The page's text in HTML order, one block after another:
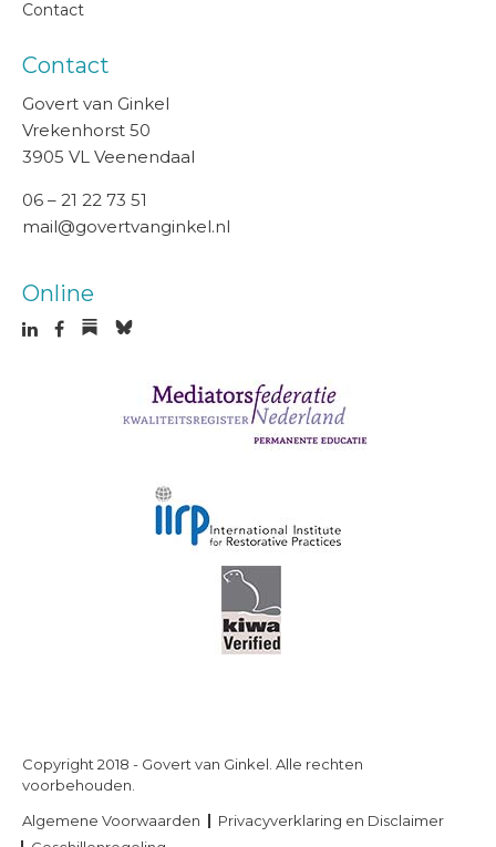
Contact
Contact
Govert van Ginkel
Vrekenhorst 50
3905 VL Veenendaal
06 – 21 22 73 51
mail@govertvanginkel.nl
Online
Copyright 2018 - Govert van Ginkel. Alle rechten
voorbehouden.
Algemene Voorwaarden
Privacyverklaring en Disclaimer